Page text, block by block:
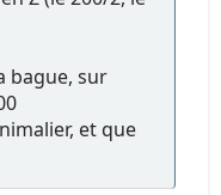
bague, sur
et que